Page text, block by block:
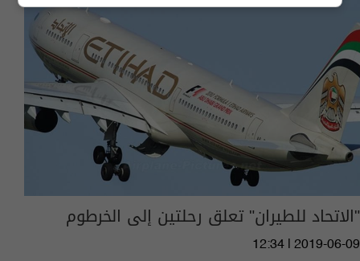
"الاتحاد للطيران" تعلق رحلتين إلى الخرطوم
12:34 | 2019-06-09